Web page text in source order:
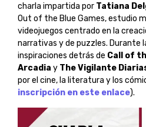
charla impartida por Tatiana
Out of the Blue Games, estudio
videojuegos centrado en la
narrativas y de puzzles. Durante
inspiraciones detrás de Call of
Arcadia y The Vigilante
por el cine, la literatura y los
inscripción en este enlace).